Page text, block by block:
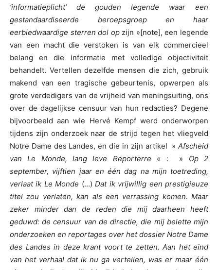
‘informatieplicht’ de gouden legende waar een
gestandaardiseerde beroepsgroep en haar
eerbiedwaardige sterren dol op zijn »[note], een legende
van een macht die verstoken is van elk commercieel
belang en die informatie met volledige objectiviteit
behandelt. Vertellen dezelfde mensen die zich, gebruik
makend van een tragische gebeurtenis, opwerpen als
grote verdedigers van de vrijheid van meningsuiting, ons
over de dagelijkse censuur van hun redacties? Degene
bijvoorbeeld aan wie Hervé Kempf werd onderworpen
tijdens zijn onderzoek naar de strijd tegen het vliegveld
Notre Dame des Landes, en die in zijn artikel » Afscheid
van Le Monde, lang leve Reporterre « : » Op 2
september, vijftien jaar en één dag na mijn toetreding,
verlaat ik Le Monde (…)Dat ik vrijwillig een prestigieuze
titel zou verlaten, kan als een verrassing komen. Maar
zeker minder dan de reden die mij daarheen heeft
geduwd: de censuur van de directie, die mij belette mijn
onderzoeken en reportages over het dossier Notre Dame
des Landes in deze krant voort te zetten. Aan het eind
van het verhaal dat ik nu ga vertellen, was er maar één